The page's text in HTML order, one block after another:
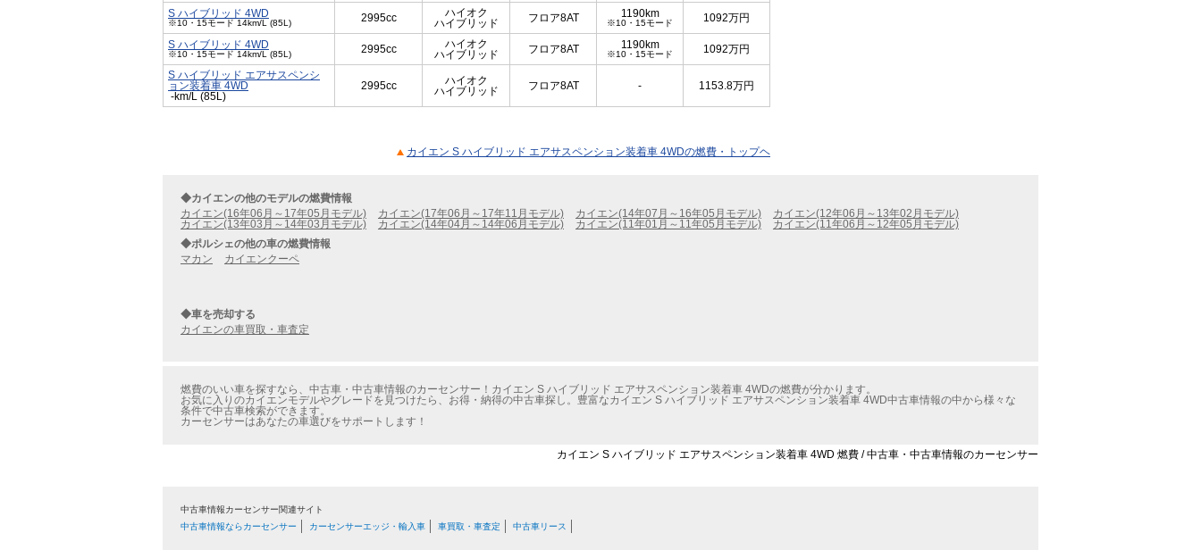
S ハイブリッド 4WD
※10・15モード 14km/L (85L) 2995cc
ハイオク
ハイブリッド
フロア8AT 1190km
※10・15モード 1092万円
S ハイブリッド 4WD
※10・15モード 14km/L (85L) 2995cc
ハイオク
ハイブリッド
フロア8AT 1190km
※10・15モード 1092万円
S ハイブリッド エアサスペンシ
ョン装着車 4WD
-km/L (85L)
2995cc
ハイオク
ハイブリッド
フロア8AT - 1153.8万円
カイエン S ハイブリッド エアサスペンション装着車 4WDの燃費・トップヘ
◆カイエンの他のモデルの燃費情報
カイエン(16年06月～17年05月モデル)
カイエン(17年06月～17年11月モデル) カイエン(14年07月～16年05月モデル)
カイエン(12年06月～13年02月モデル)
カイエン(13年03月～14年03月モデル)
カイエン(14年04月～14年06月モデル) カイエン(11年01月～11年05月モデル)
カイエン(11年06月～12年05月モデル)
◆ポルシェの他の車の燃費情報
マカン
カイエンクーペ
◆車を売却する
カイエンの車買取・車査定
燃費のいい車を探すなら、中古車・中古車情報のカーセンサー！カイエン S ハイブリッド エアサスペンション装着車 4WDの燃費が分かります。
お気に入りのカイエンモデルやグレードを見つけたら、お得・納得の中古車探し。豊富なカイエン S ハイブリッド エアサスペンション装着車 4WD中古車情報の中から様々な
条件で中古車検索ができます。
カーセンサーはあなたの車選びをサポートします！
カイエン S ハイブリッド エアサスペンション装着車 4WD 燃費 / 中古車・中古車情報のカーセンサー
中古車情報カーセンサー関連サイト
中古車情報ならカーセンサー
カーセンサーエッジ・輸入車 車買取・車査定 中古車リース